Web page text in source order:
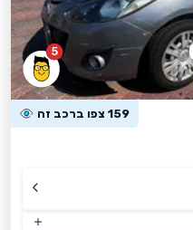
5
159 צפו ברכב זה